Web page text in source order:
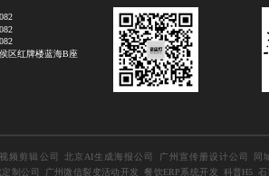
区红牌楼蓝海B座
频剪辑公司 北京AI生成海报公司 广州宣传册设计公司
同
定制公司 广州微信裂变活动开发 餐饮ERP系统开发 科普H5 石